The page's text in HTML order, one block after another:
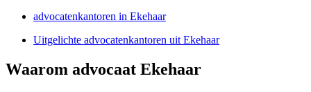
advocatenkantoren in Ekehaar
Uitgelichte advocatenkantoren uit Ekehaar
Waarom advocaat Ekehaar